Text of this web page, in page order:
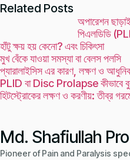
Related Posts
অপারেশন
পিএলডিডি
হাঁটু ক্ষয় হয় কেনো? এবং চিকিৎসা
মুখ বেঁকে যাওয়া সমস্যা বা বেলস পলসি
প্যারালাইসিস এর কারণ, লক্ষণ ও আধুনিক
PLID বা Disc Prolapse কীভাবে
হিটস্ট্রোকের লক্ষণ ও করণীয়: তীব্র
Md. Shafiullah
Pioneer of Pain and Paralysis